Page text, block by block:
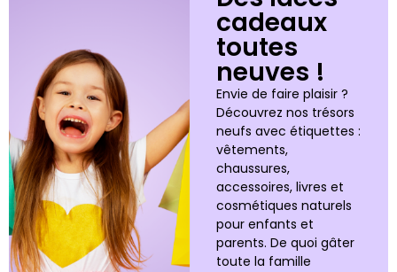
cadeaux
toutes
neuves !
Envie de faire plaisir ?
Découvrez nos trésors
neufs avec étiquettes :
vêtements,
chaussures,
accessoires, livres et
cosmétiques naturels
pour enfants et
parents. De quoi gâter
toute la famille